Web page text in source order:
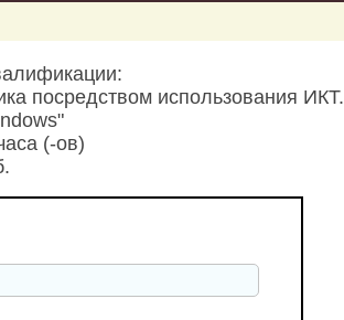
посредством использования ИКТ.
(-ов)